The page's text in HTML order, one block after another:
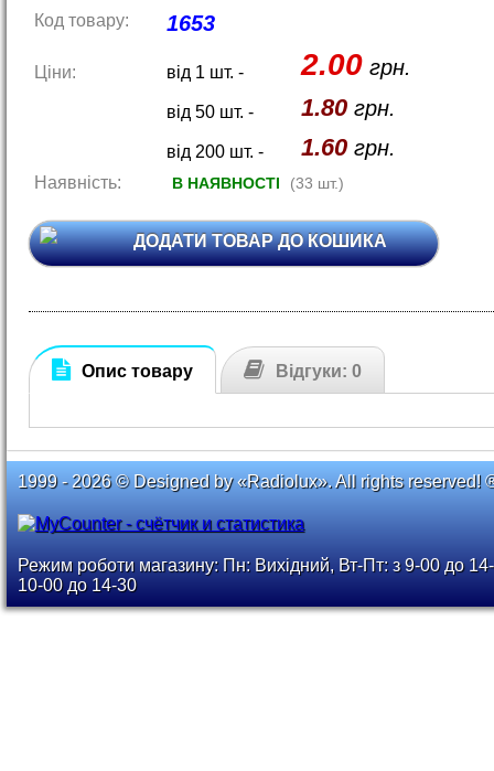
Код товару: 1653
Ціни: від 1 шт. - 2.00грн.
від 50 шт. - 1.80грн.
від 200 шт. - 1.60грн.
Наявність: В НАЯВНОСТІ (33 шт.)
ДОДАТИ ТОВАР ДО КОШИКА
Опис товару Відгуки: 0
1999 - 2026 © Designed by «Radiolux». All rights reserved!
Режим роботи магазину: Пн: Вихідний, Вт-Пт: з 9-00 до
10-00 до 14-30